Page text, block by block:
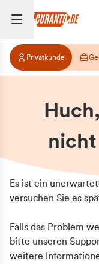
Privatkunde
Es ist ein
versuchen Sie es
Falls das Problem
bitte unseren
weitere